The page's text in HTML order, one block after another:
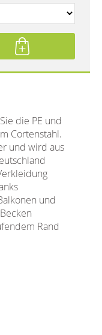
die PE und
Cortenstahl.
und wird aus
und
Rand